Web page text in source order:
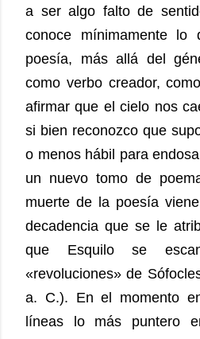
a ser algo falto de
conoce mínimamente
poesía, más allá del
como verbo creador,
afirmar que el cielo nos
si bien reconozco que
o menos hábil para
un nuevo tomo de
muerte de la poesía
decadencia que se le
que Esquilo se
«revoluciones» de
a. C.). En el momento
líneas lo más puntero